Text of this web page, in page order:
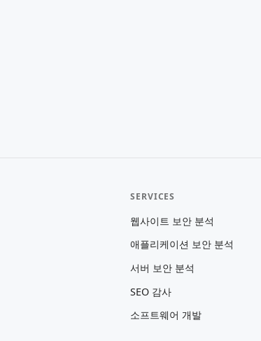
SERVICES
웹사이트 보안 분석
애플리케이션 보안 분석
서버 보안 분석
SEO 감사
소프트웨어 개발